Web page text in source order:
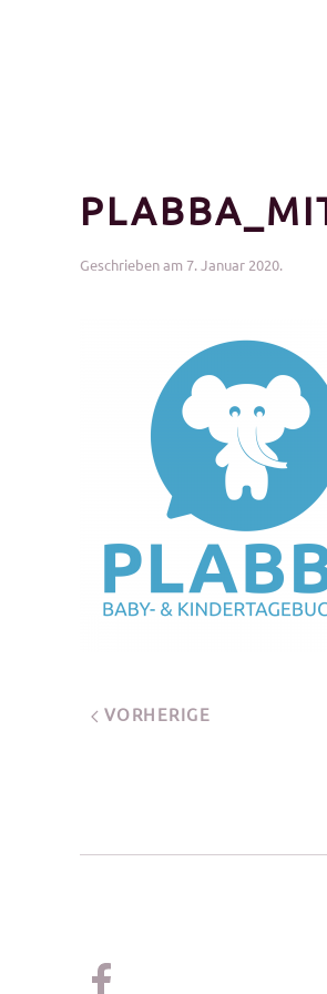
Geschrieben am 7. Januar 2020.
VORHERIGE